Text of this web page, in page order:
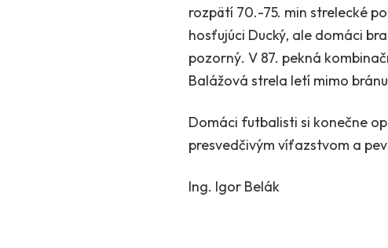
rozpätí 70.-75. min strelecké
hosťujúci Ducký, ale domáci
pozorný. V 87. pekná
Balážová strela letí mimo
Domáci futbalisti si konečne
presvedčivým víťazstvom a
Ing. Igor Belák